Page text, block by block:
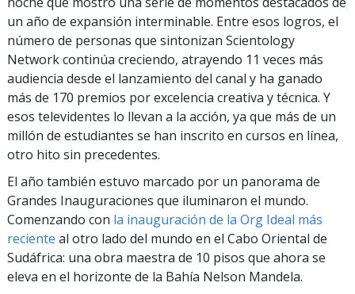
un año de expansión interminable. Entre esos logros, el
número de personas que sintonizan Scientology
Network continúa creciendo, atrayendo 11 veces más
audiencia desde el lanzamiento del canal y ha ganado
más de 170 premios por excelencia creativa y técnica. Y
esos televidentes lo llevan a la acción, ya que más de un
millón de estudiantes se han inscrito en cursos en línea,
otro hito sin precedentes.
El año también estuvo marcado por un panorama de
Grandes Inauguraciones que iluminaron el mundo.
Comenzando con la inauguración de la Org Ideal más
reciente al otro lado del mundo en el Cabo Oriental de
Sudáfrica: una obra maestra de 10 pisos que ahora se
eleva en el horizonte de la Bahía Nelson Mandela.